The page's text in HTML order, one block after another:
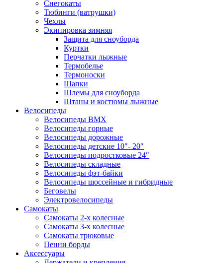
Снегокаты
Тюбинги (ватрушки)
Чехлы
Экипировка зимняя
Защита для сноуборда
Куртки
Перчатки лыжные
Термобелье
Термоноски
Шапки
Шлемы для сноуборда
Штаны и костюмы лыжные
Велосипеды
Велосипеды BMX
Велосипеды горные
Велосипеды дорожные
Велосипеды детские 10″- 20″
Велосипеды подростковые 24″
Велосипеды складные
Велосипеды фэт-байки
Велосипеды шоссейные и гибридные
Беговелы
Электровелосипеды
Самокаты
Самокаты 2-х колесные
Самокаты 3-х колесные
Самокаты трюковые
Пенни борды
Аксессуары